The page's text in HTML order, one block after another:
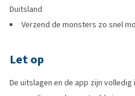
Duitsland
Verzend de monsters zo snel
Let op
De uitslagen en de app zijn volledig